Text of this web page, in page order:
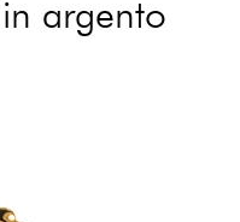
argento